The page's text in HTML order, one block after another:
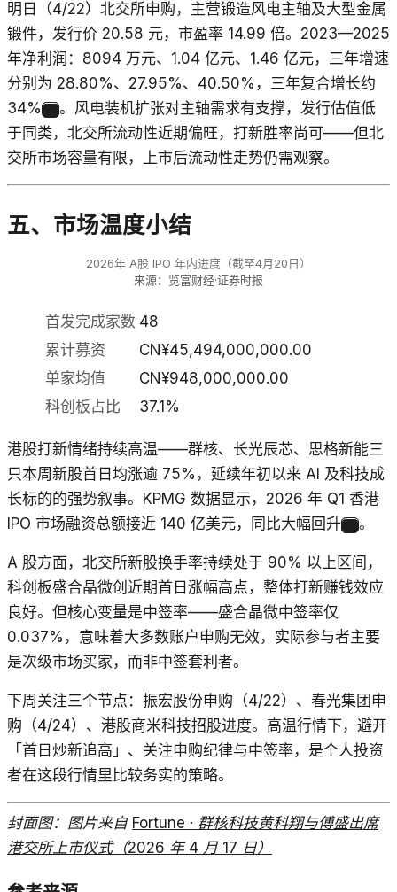
明日（4/22）北交所申购，主营锻造风电主轴及大型金属
锻件，发行价 20.58 元，市盈率 14.99 倍。2023—2025
年净利润：8094 万元、1.04 亿元、1.46 亿元，三年增速
分别为 28.80%、27.95%、40.50%，三年复合增长约
34%
。风电装机扩张对主轴需求有支撑，发行估值低
于同类，北交所流动性近期偏旺，打新胜率尚可——但北
交所市场容量有限，上市后流动性走势仍需观察。
五、市场温度小结
2026年 A股 IPO 年内进度（截至4月20日）
来源：览富财经·证券时报
首发完成家数 48
累计募资
CN¥45,494,000,000.00
单家均值
CN¥948,000,000.00
科创板占比
37.1%
港股打新情绪持续高温——群核、长光辰芯、思格新能三
只本周新股首日均涨逾 75%，延续年初以来 AI 及科技成
长标的的强势叙事。KPMG 数据显示，2026 年 Q1 香港
IPO 市场融资总额接近 140 亿美元，同比大幅回升
。
A 股方面，北交所新股换手率持续处于 90% 以上区间，
科创板盛合晶微创近期首日涨幅高点，整体打新赚钱效应
良好。但核心变量是中签率——盛合晶微中签率仅
0.037%，意味着大多数账户申购无效，实际参与者主要
是次级市场买家，而非中签套利者。
下周关注三个节点：振宏股份申购（4/22）、春光集团申
购（4/24）、港股商米科技招股进度。高温行情下，避开
「首日炒新追高」、关注申购纪律与中签率，是个人投资
者在这段行情里比较务实的策略。
封面图：图片来自 Fortune · 群核科技黄科翔与傅盛出席
港交所上市仪式（2026 年 4 月 17 日）